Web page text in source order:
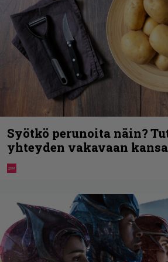
Syötkö perunoita näin?
yhteyden vakavaan